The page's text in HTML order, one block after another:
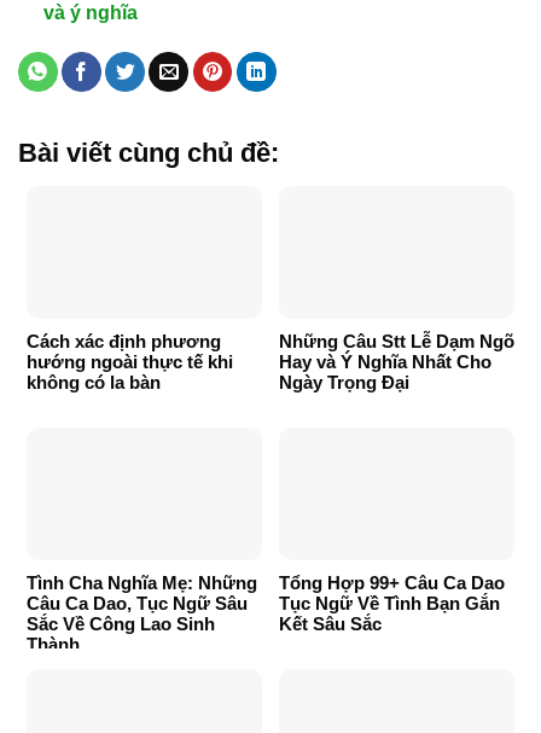
và ý nghĩa
Bài viết cùng chủ đề:
Cách xác định phương
hướng ngoài thực tế khi
không có la bàn
Những Câu Stt Lễ Dạm Ngõ
Hay và Ý Nghĩa Nhất Cho
Ngày Trọng Đại
Tình Cha Nghĩa Mẹ: Những
Câu Ca Dao, Tục Ngữ Sâu
Sắc Về Công Lao Sinh
Thành
Tổng Hợp 99+ Câu Ca Dao
Tục Ngữ Về Tình Bạn Gắn
Kết Sâu Sắc